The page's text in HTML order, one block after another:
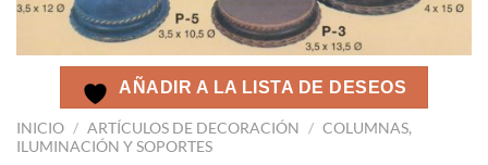
DESEOS
AÑADIR A LA LISTA DE DESEOS
INICIO / ARTÍCULOS DE DECORACIÓN / COLUMNAS,
ILUMINACIÓN Y SOPORTES